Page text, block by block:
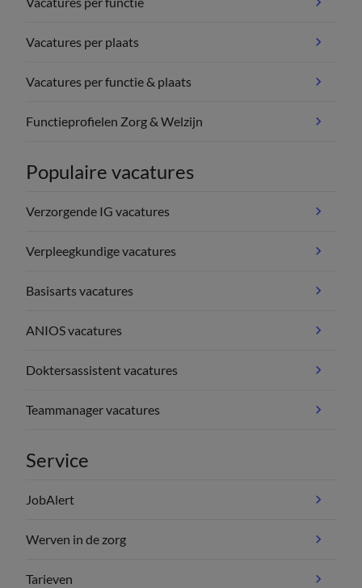
Vacatures per plaats
Vacatures per functie & plaats
Functieprofielen Zorg & Welzijn
Populaire vacatures
Verzorgende IG vacatures
Verpleegkundige vacatures
Basisarts vacatures
ANIOS vacatures
Doktersassistent vacatures
Teammanager vacatures
Service
JobAlert
Werven in de zorg
Tarieven